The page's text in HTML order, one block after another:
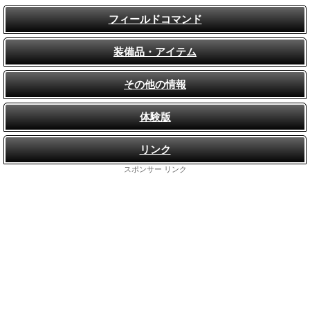
フィールドコマンド
装備品・アイテム
その他の情報
体験版
リンク
スポンサー リンク